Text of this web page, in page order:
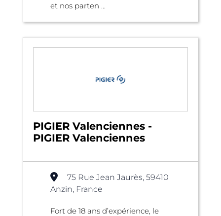
et nos parten ...
PIGIER Valenciennes -
PIGIER Valenciennes
75 Rue Jean Jaurès, 59410
Anzin, France
Fort de 18 ans d’expérience, le